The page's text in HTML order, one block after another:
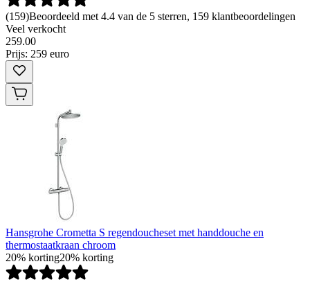
(159)Beoordeeld met 4.4 van de 5 sterren, 159 klantbeoordelingen
Veel verkocht
259.00
Prijs: 259 euro
Hansgrohe Crometta S regendoucheset met handdouche en
thermostaatkraan chroom
20% korting20% korting